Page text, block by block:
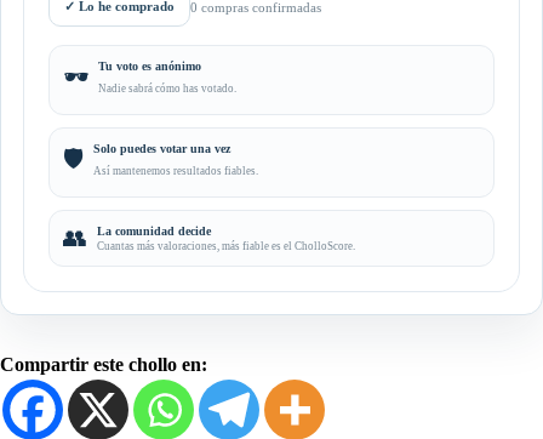
✓ Lo he comprado 0 compras confirmadas
🕶️ Tu voto es anónimo
Nadie sabrá cómo has votado.
🛡️ Solo puedes votar una vez
Así mantenemos resultados fiables.
👥 La comunidad decide
Cuantas más valoraciones, más fiable es el CholloScore.
Compartir este chollo en: